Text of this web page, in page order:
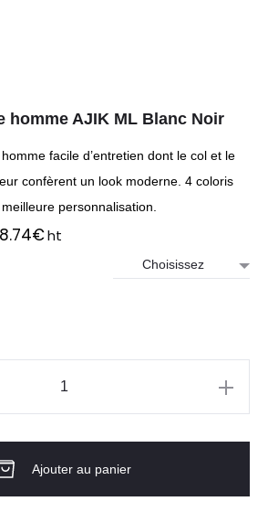
homme AJIK ML Blanc Noir
facile d’entretien dont le col et le
confèrent un look moderne. 4 coloris
personnalisation.
€Plage
ht
Ajouter au panier